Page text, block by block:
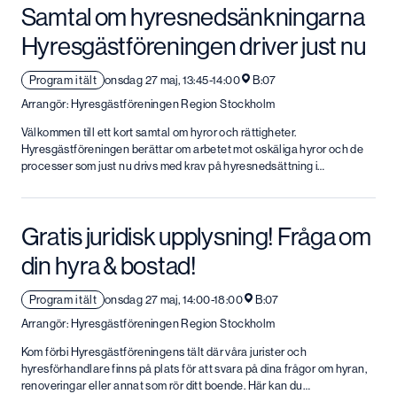
Samtal om hyresnedsänkningarna
Hyresgästföreningen driver just nu
Program i tält onsdag 27 maj, 13:45-14:00
B:07
Arrangör: Hyresgästföreningen Region Stockholm
Välkommen till ett kort samtal om hyror och rättigheter.
Hyresgästföreningen berättar om arbetet mot oskäliga hyror och de
processer som just nu drivs med krav på hyresnedsättning i…
Gratis juridisk upplysning! Fråga om
din hyra & bostad!
Program i tält onsdag 27 maj, 14:00-18:00
B:07
Arrangör: Hyresgästföreningen Region Stockholm
Kom förbi Hyresgästföreningens tält där våra jurister och
hyresförhandlare finns på plats för att svara på dina frågor om hyran,
renoveringar eller annat som rör ditt boende. Här kan du…